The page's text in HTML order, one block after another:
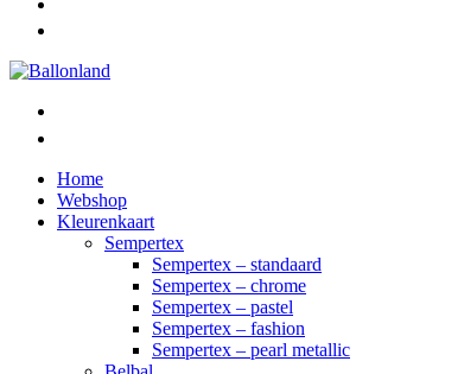
Home
Webshop
Kleurenkaart
Sempertex
Sempertex – standaard
Sempertex – chrome
Sempertex – pastel
Sempertex – fashion
Sempertex – pearl metallic